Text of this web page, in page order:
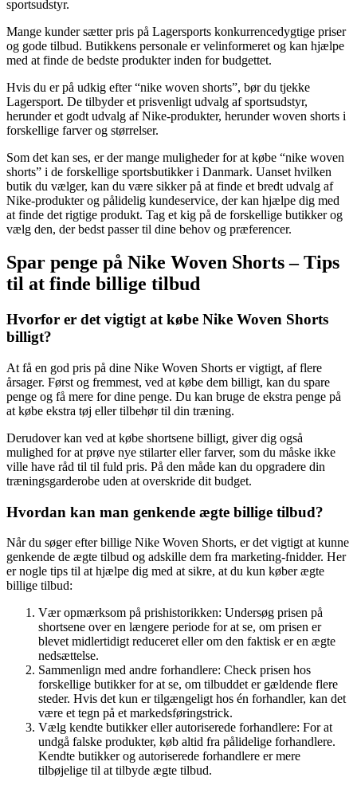
sportsudstyr.
Mange kunder sætter pris på Lagersports konkurrencedygtige priser
og gode tilbud. Butikkens personale er velinformeret og kan hjælpe
med at finde de bedste produkter inden for budgettet.
Hvis du er på udkig efter “nike woven shorts”, bør du tjekke
Lagersport. De tilbyder et prisvenligt udvalg af sportsudstyr,
herunder et godt udvalg af Nike-produkter, herunder woven shorts i
forskellige farver og størrelser.
Som det kan ses, er der mange muligheder for at købe “nike woven
shorts” i de forskellige sportsbutikker i Danmark. Uanset hvilken
butik du vælger, kan du være sikker på at finde et bredt udvalg af
Nike-produkter og pålidelig kundeservice, der kan hjælpe dig med
at finde det rigtige produkt. Tag et kig på de forskellige butikker og
vælg den, der bedst passer til dine behov og præferencer.
Spar penge på Nike Woven Shorts – Tips
til at finde billige tilbud
Hvorfor er det vigtigt at købe Nike Woven Shorts
billigt?
At få en god pris på dine Nike Woven Shorts er vigtigt, af flere
årsager. Først og fremmest, ved at købe dem billigt, kan du spare
penge og få mere for dine penge. Du kan bruge de ekstra penge på
at købe ekstra tøj eller tilbehør til din træning.
Derudover kan ved at købe shortsene billigt, giver dig også
mulighed for at prøve nye stilarter eller farver, som du måske ikke
ville have råd til til fuld pris. På den måde kan du opgradere din
træningsgarderobe uden at overskride dit budget.
Hvordan kan man genkende ægte billige tilbud?
Når du søger efter billige Nike Woven Shorts, er det vigtigt at kunne
genkende de ægte tilbud og adskille dem fra marketing-fnidder. Her
er nogle tips til at hjælpe dig med at sikre, at du kun køber ægte
billige tilbud:
Vær opmærksom på prishistorikken: Undersøg prisen på
shortsene over en længere periode for at se, om prisen er
blevet midlertidigt reduceret eller om den faktisk er en ægte
nedsættelse.
Sammenlign med andre forhandlere: Check prisen hos
forskellige butikker for at se, om tilbuddet er gældende flere
steder. Hvis det kun er tilgængeligt hos én forhandler, kan det
være et tegn på et markedsføringstrick.
Vælg kendte butikker eller autoriserede forhandlere: For at
undgå falske produkter, køb altid fra pålidelige forhandlere.
Kendte butikker og autoriserede forhandlere er mere
tilbøjelige til at tilbyde ægte tilbud.